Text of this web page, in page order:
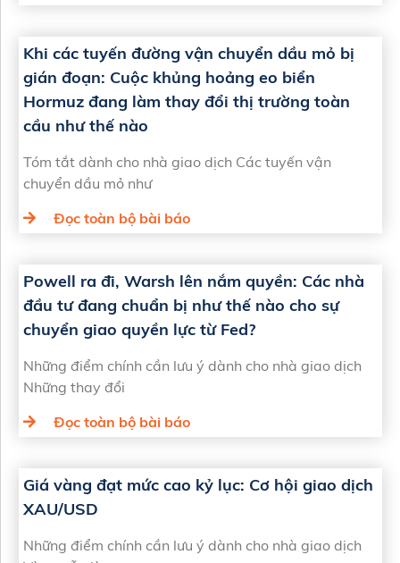
Khi các tuyến đường vận chuyển dầu mỏ bị
gián đoạn: Cuộc khủng hoảng eo biển
Hormuz đang làm thay đổi thị trường toàn
cầu như thế nào
Tóm tắt dành cho nhà giao dịch Các tuyến vận
chuyển dầu mỏ như
Đọc toàn bộ bài báo
Powell ra đi, Warsh lên nắm quyền: Các nhà
đầu tư đang chuẩn bị như thế nào cho sự
chuyển giao quyền lực từ Fed?
Những điểm chính cần lưu ý dành cho nhà giao dịch
Những thay đổi
Đọc toàn bộ bài báo
Giá vàng đạt mức cao kỷ lục: Cơ hội giao dịch
XAU/USD
Những điểm chính cần lưu ý dành cho nhà giao dịch